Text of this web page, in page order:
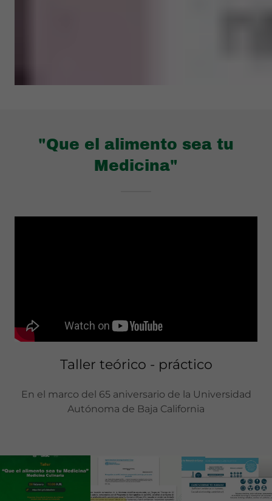
"Que el alimento sea tu
Medicina"
Taller teórico - práctico
En el marco del 65 aniversario de la Universidad
Autónoma de Baja California